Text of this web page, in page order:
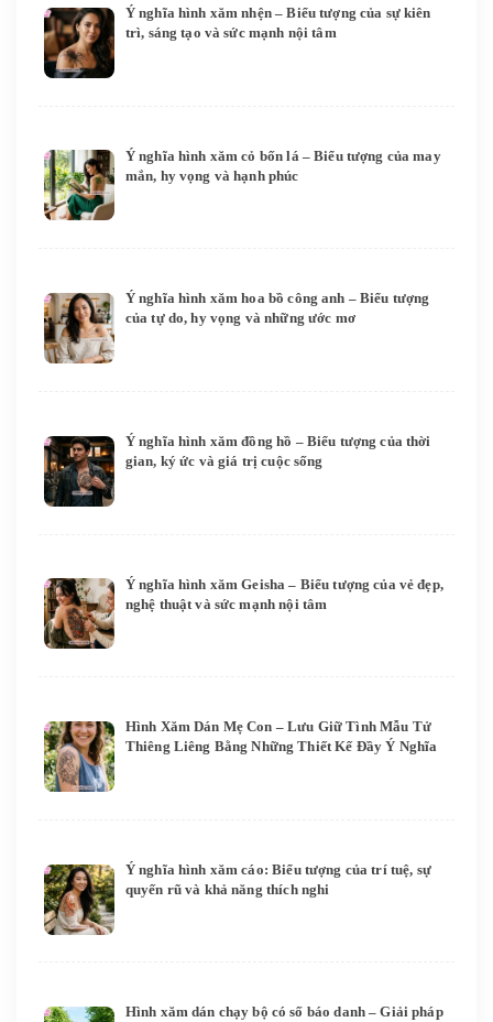
Ý nghĩa hình xăm nhện – Biểu tượng của sự kiên
trì, sáng tạo và sức mạnh nội tâm
Ý nghĩa hình xăm cỏ bốn lá – Biểu tượng của may
mắn, hy vọng và hạnh phúc
Ý nghĩa hình xăm hoa bồ công anh – Biểu tượng
của tự do, hy vọng và những ước mơ
Ý nghĩa hình xăm đồng hồ – Biểu tượng của thời
gian, ký ức và giá trị cuộc sống
Ý nghĩa hình xăm Geisha – Biểu tượng của vẻ đẹp,
nghệ thuật và sức mạnh nội tâm
Hình Xăm Dán Mẹ Con – Lưu Giữ Tình Mẫu Tử
Thiêng Liêng Bằng Những Thiết Kế Đầy Ý Nghĩa
Ý nghĩa hình xăm cáo: Biểu tượng của trí tuệ, sự
quyến rũ và khả năng thích nghi
Hình xăm dán chạy bộ có số báo danh – Giải pháp